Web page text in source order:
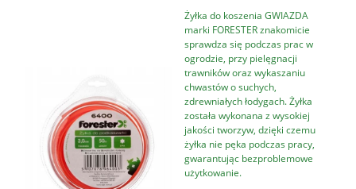
Żyłka do koszenia GWIAZDA
marki FORESTER znakomicie
sprawdza się podczas prac w
ogrodzie, przy pielęgnacji
trawników oraz wykaszaniu
chwastów o suchych,
zdrewniałych łodygach. Żyłka
została wykonana z wysokiej
jakości tworzyw, dzięki czemu
żyłka nie pęka podczas pracy,
gwarantując bezproblemowe
użytkowanie.